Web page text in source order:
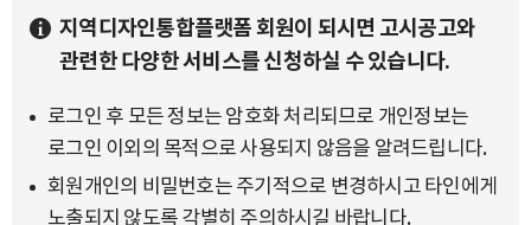
지역디자인통합플랫폼 회원이 되시면 고시공고와
관련한 다양한 서비스를 신청하실 수 있습니다.
로그인 후 모든 정보는 암호화 처리되므로 개인정보는
로그인 이외의 목적으로 사용되지 않음을 알려드립니다.
회원개인의 비밀번호는 주기적으로 변경하시고 타인에게
노출되지 않도록 각별히 주의하시길 바랍니다.